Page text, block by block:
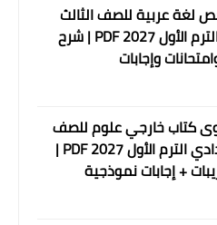
لغة عربية للصف الثالث
الإعدادي الترم الأول 2027 PDF | شرح
وإجابات
كتاب خارجي علوم للصف
الأول الإعدادي الترم الأول 2027 PDF |
+ إجابات نموذجية